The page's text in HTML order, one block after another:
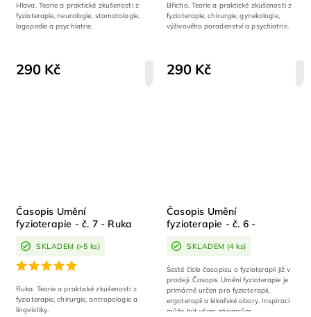
290 Kč DETAIL
Hlava. Teorie a praktické zkušenosti z
fyzioterapie, neurologie, stomatologie,
logopedie a psychiatrie.
290 Kč
Břicho. Teorie a praktické zkušenosti z
fyzioterapie, chirurgie, gynekologie,
výživového poradenství a psychiatrie.
Časopis Umění
fyzioterapie - č. 7 - Ruka
SKLADEM (>5 ks)
Ruka. Teorie a praktické zkušenosti z
fyzioterapie, chirurgie, antropologie a
lingvistiky.
Časopis Umění
fyzioterapie - č. 6 -
batoleSKLADEM (4 ks)
Šesté číslo časopisu o fyzioterapii již v
prodeji. Časopis Umění fyzioterapie je
primárně určen pro fyzioterapii,
ergoterapii a lékařské obory. Inspirací
může být všem zájemcům...